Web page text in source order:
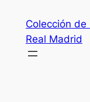
contenido
Colección
Real Madrid